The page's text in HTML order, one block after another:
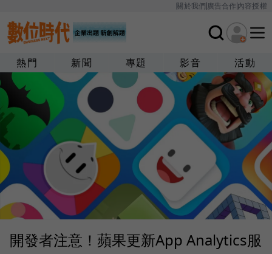
關於我們廣告合作內容授權
熱門 新聞 專題 影音 活動
開發者注意！蘋果更新App Analytics服